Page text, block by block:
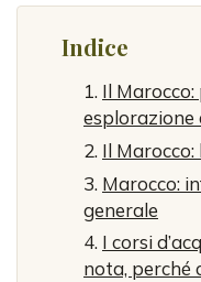
Indice
Il
esplorazione
Il
Marocco:
generale
I corsi
nota, perché